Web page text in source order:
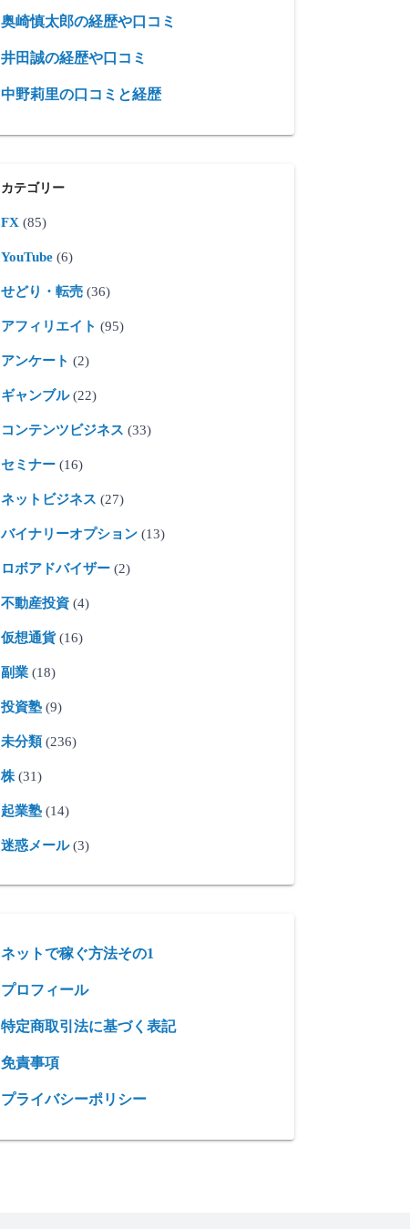
奥崎慎太郎の経歴や口コミ
井田誠の経歴や口コミ
中野莉里の口コミと経歴
カテゴリー
FX (85)
YouTube (6)
せどり・転売 (36)
アフィリエイト (95)
アンケート (2)
ギャンブル(22)
コンテンツビジネス (33)
セミナー (16)
ネットビジネス (27)
バイナリーオプション (13)
ロボアドバイザー (2)
不動産投資 (4)
仮想通貨(16)
副業 (18)
投資塾 (9)
未分類 (236)
株 (31)
起業塾 (14)
迷惑メール(3)
ネットで稼ぐ方法その1
プロフィール
特定商取引法に基づく表記
免責事項
プライバシーポリシー